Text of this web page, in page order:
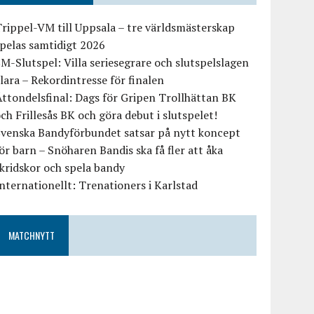
VM till Uppsala – tre världsmästerskap
samtidigt 2026
Slutspel: Villa seriesegrare och slutspelslagen
– Rekordintresse för finalen
Dags för Gripen Trollhättan BK
Frillesås BK och göra debut i slutspelet!
Bandyförbundet satsar på nytt koncept
barn – Snöharen Bandis ska få fler att åka
och spela bandy
Trenationers i Karlstad
MATCHNYTT